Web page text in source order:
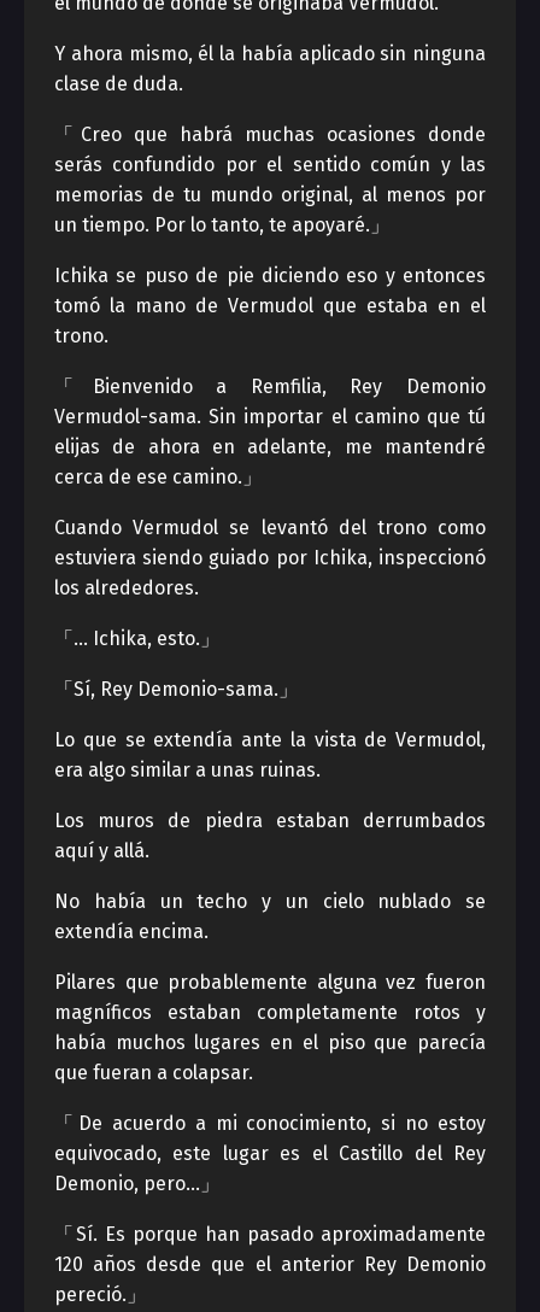
Y ahora mismo, él la había aplicado sin ninguna
clase de duda.
「Creo que habrá muchas ocasiones donde
serás confundido por el sentido común y las
memorias de tu mundo original, al menos por
un tiempo. Por lo tanto, te apoyaré.」
Ichika se puso de pie diciendo eso y entonces
tomó la mano de Vermudol que estaba en el
trono.
「Bienvenido a Remfilia, Rey Demonio
Vermudol-sama. Sin importar el camino que tú
elijas de ahora en adelante, me mantendré
cerca de ese camino.」
Cuando Vermudol se levantó del trono como
estuviera siendo guiado por Ichika, inspeccionó
los alrededores.
「… Ichika, esto.」
「Sí, Rey Demonio-sama.」
Lo que se extendía ante la vista de Vermudol,
era algo similar a unas ruinas.
Los muros de piedra estaban derrumbados
aquí y allá.
No había un techo y un cielo nublado se
extendía encima.
Pilares que probablemente alguna vez fueron
magníficos estaban completamente rotos y
había muchos lugares en el piso que parecía
que fueran a colapsar.
「De acuerdo a mi conocimiento, si no estoy
equivocado, este lugar es el Castillo del Rey
Demonio, pero…」
「Sí. Es porque han pasado aproximadamente
120 años desde que el anterior Rey Demonio
pereció.」